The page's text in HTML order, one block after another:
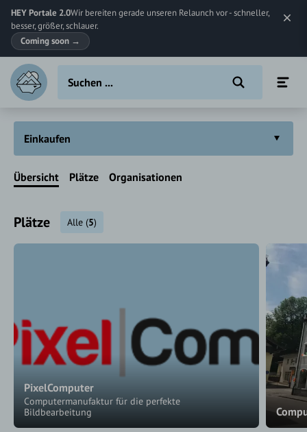
HEY Portale 2.0Wir bereiten gerade unseren Relaunch vor - schneller,
besser, größer, schlauer.
Coming soon →
Einkaufen
Übersicht Plätze Organisationen
Plätze Alle (5)
PixelComputer
Computermanufaktur für die perfekte
Bildbearbeitung